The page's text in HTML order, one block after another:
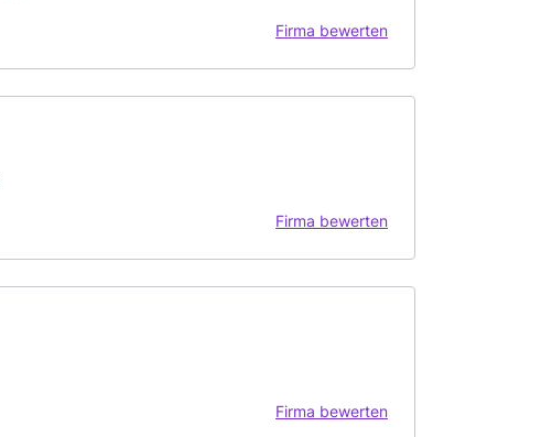
Firma bewerten
Firma bewerten
Firma bewerten